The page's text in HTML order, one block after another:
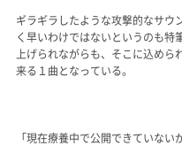
ギラギラしたような攻撃的なサウ
く早いわけではないというのも特
上げられながらも、そこに込め
来る１曲となっている。
「現在療養中で公開できていな